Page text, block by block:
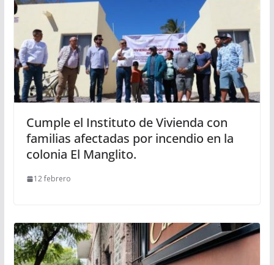
Cumple el Instituto de Vivienda con
familias afectadas por incendio en la
colonia El Manglito.
12 febrero